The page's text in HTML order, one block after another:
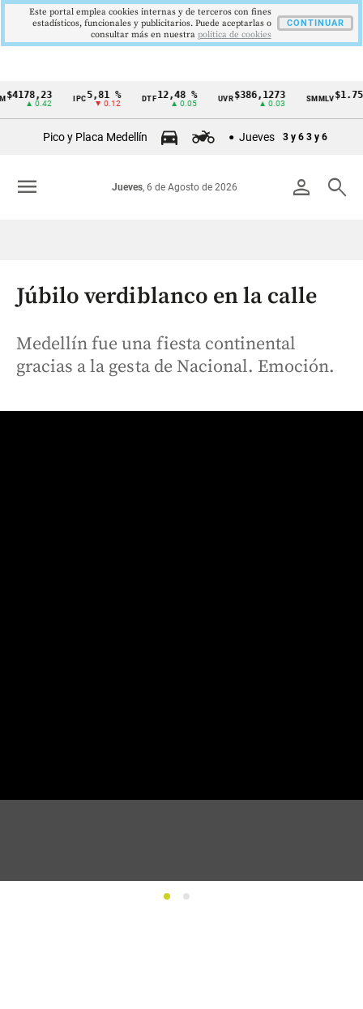
Cintillo
Colombia
▲ 0.42
IPC 5,81 %
▼ 0.12
DTF 12,48 %
▲ 0.05
UVR $386,1273
▲ 0.03
SMMLV
Pico y Placa Medellín Jueves 3 y 6 3 y 6
person search
Jueves, 6 de Agosto de 2026
menu
Júbilo verdiblanco en la calle
Medellín fue una fiesta continental
gracias a la gesta de Nacional. Emoción.
1 2
Este portal emplea cookies internas y de terceros con fines
estadísticos, funcionales y publicitarios. Puede aceptarlas o
consultar más en nuestra politica de cookies
CONTINUAR